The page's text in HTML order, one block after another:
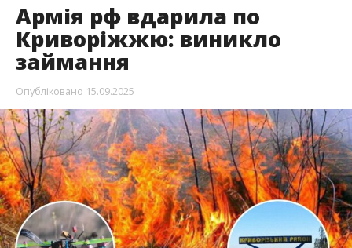
Армія рф вдарила по
Криворіжжю: виникло
займання
Опубліковано 15.09.2025